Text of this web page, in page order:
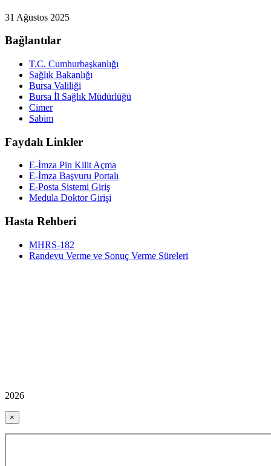
31 Ağustos 2025
Bağlantılar
T.C. Cumhurbaşkanlığı
Sağlık Bakanlığı
Bursa Valiliği
Bursa İl Sağlık Müdürlüğü
Cimer
Sabim
Faydalı Linkler
E-İmza Pin Kilit Açma
E-İmza Başvuru Portalı
E-Posta Sistemi Giriş
Medula Doktor Girişi
Hasta Rehberi
MHRS-182
Randevu Verme ve Sonuç Verme Süreleri
2026
×